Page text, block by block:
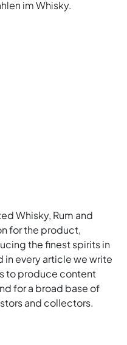
im Whisky.
Whisky, Rum and
for the product,
the finest spirits in
every article we write
to produce content
for a broad base of
and collectors.